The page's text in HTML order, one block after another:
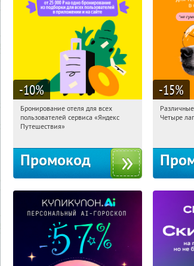
-10%
09:28:13
Получи первым!
Россия
Бронирование отеля для всех
пользователей сервиса «Яндекс
Путешествия»
Промокод
-15%
Четыре